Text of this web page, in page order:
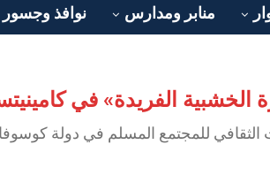
منابر ومدارس نوافذ وجسور
الخشبية الفريدة» في
الثقافي للمجتمع المسلم في دولة كوسوفا